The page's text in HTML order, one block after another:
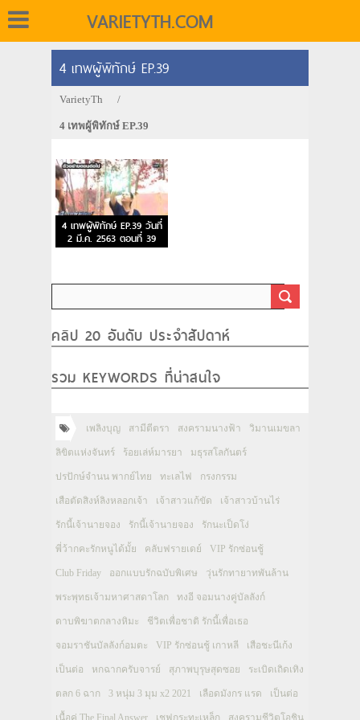
VARIETYTH.COM
4 เทพผู้พิทักษ์ EP.39
VarietyTh /
4 เทพผู้พิทักษ์ EP.39
4 เทพผู้พิทักษ์ EP.39 วันที่
2 มี.ค. 2563 ตอนที่ 39
คลิป 20 อันดับ ประจำสัปดาห์
รวม KEYWORDS ที่น่าสนใจ
เพลิงบุญ สามีตีตรา สงครามนางฟ้า วิมานเมขลา
ลิขิตแห่งจันทร์ ร้อยเล่ห์มารยา มธุรสโลกันตร์
ปรปักษ์จำนน พากย์ไทย ทะเลไฟ กรงกรรม
เสือตัดสิงห์ลิงหลอกเจ้า เจ้าสาวแก้ขัด เจ้าสาวบ้านไร่
รักนี้เจ้านายจอง รักนี้เจ้านายจอง รักนะเป็ดโง่
พี่ว้ากคะรักหนูได้มั้ย คลับฟรายเดย์ VIP รักซ่อนชู้
Club Friday ออกแบบรักฉบับพิเศษ วุ่นรักทายาทพันล้าน
พระพุทธเจ้ามหาศาสดาโลก ทงอี จอมนางคู่บัลลังก์
ดาบพิฆาตกลางหิมะ ชีวิตเพื่อชาติ รักนี้เพื่อเธอ
จอมราชันบัลลังก์อมตะ VIP รักซ่อนชู้ เกาหลี เสือชะนีเก้ง
เป็นต่อ หกฉากครับจารย์ สุภาพบุรุษสุดซอย ระเบิดเถิดเทิง
ตลก 6 ฉาก 3 หนุ่ม 3 มุม x2 2021 เลือดมังกร แรด เป็นต่อ
เนื้อคู่ The Final Answer เชฟกระทะเหล็ก สงครามชีวิตโอชิน